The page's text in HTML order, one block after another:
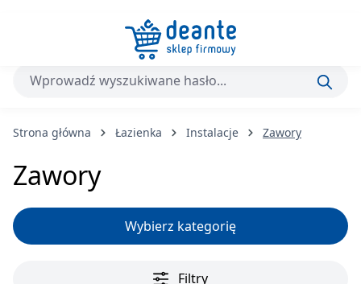
Przejdź do głównej zawartości
Strona główna Łazienka Instalacje Zawory
Zawory
Wybierz kategorię
Filtry